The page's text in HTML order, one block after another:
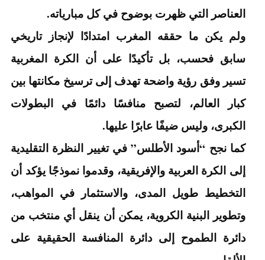
العناصر التي ظهرت بوضوح في كل مبارياته.
ولم يكن ما حققه المغرب امتدادًا لإنجاز تاريخي
سابق فحسب، بل تأكيدًا على أن الكرة المغربية
تسير وفق رؤية واضحة تهدف إلى ترسيخ مكانتها بين
كبار العالم، لتصبح منافسًا دائمًا في البطولات
الكبرى، وليس ضيفًا عابرًا عليها.
كما نجح “أسود الأطلس” في تغيير النظرة التقليدية
إلى الكرة العربية والإفريقية، وقدموا نموذجًا يؤكد أن
التخطيط طويل المدى، والاستثمار في المواهب،
وتطوير البنية الكروية، يمكن أن ينقل أي منتخب من
دائرة الطموح إلى دائرة المنافسة الحقيقية على